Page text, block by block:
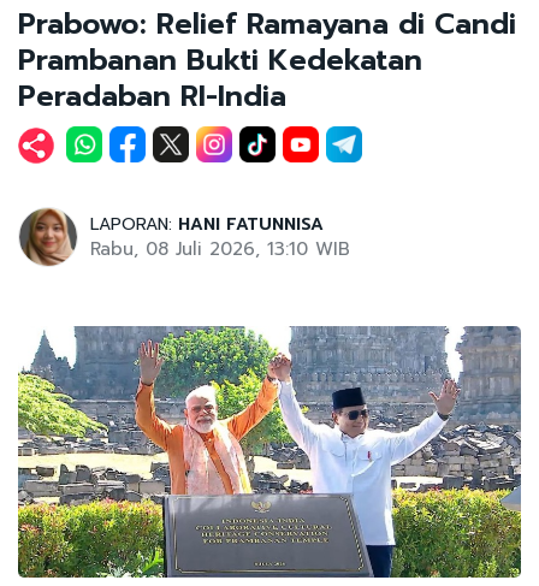
Prabowo: Relief Ramayana di Candi
Prambanan Bukti Kedekatan
Peradaban RI-India
LAPORAN: HANI FATUNNISA
Rabu, 08 Juli 2026, 13:10 WIB